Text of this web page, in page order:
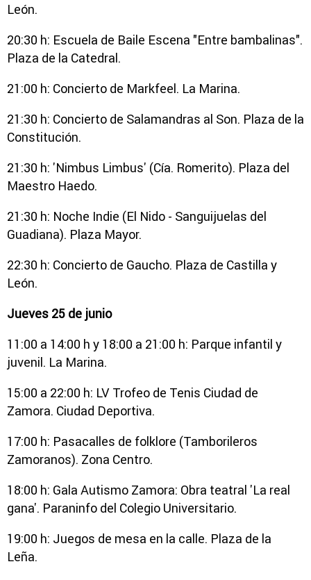
León.
20:30 h: Escuela de Baile Escena "Entre bambalinas".
Plaza de la Catedral.
21:00 h: Concierto de Markfeel. La Marina.
21:30 h: Concierto de Salamandras al Son. Plaza de la
Constitución.
21:30 h: 'Nimbus Limbus' (Cía. Romerito). Plaza del
Maestro Haedo.
21:30 h: Noche Indie (El Nido - Sanguijuelas del
Guadiana). Plaza Mayor.
22:30 h: Concierto de Gaucho. Plaza de Castilla y
León.
Jueves 25 de junio
11:00 a 14:00 h y 18:00 a 21:00 h: Parque infantil y
juvenil. La Marina.
15:00 a 22:00 h: LV Trofeo de Tenis Ciudad de
Zamora. Ciudad Deportiva.
17:00 h: Pasacalles de folklore (Tamborileros
Zamoranos). Zona Centro.
18:00 h: Gala Autismo Zamora: Obra teatral 'La real
gana'. Paraninfo del Colegio Universitario.
19:00 h: Juegos de mesa en la calle. Plaza de la
Leña.